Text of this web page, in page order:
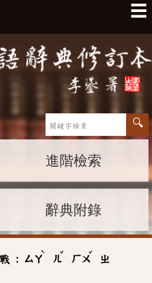
☰
進階檢索
辭典附錄
: ㄙㄚ
ˋ
ㄦ
ˇ
ㄏㄨ
ˇ
ㄓ